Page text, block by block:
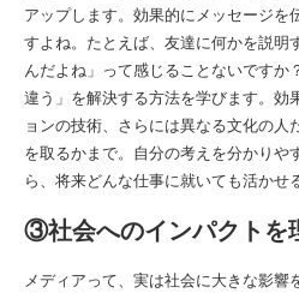
アップします。効果的にメッセージを
すよね。たとえば、友達に何かを説明
んだよね」って感じることないですか
違う」を解決する方法を学びます。効
ョンの技術、さらには異なる文化の人
を取るかまで。自分の考えを分かりや
ら、将来どんな仕事に就いても活かせ
③社会へのインパクトを
メディアって、実は社会に大きな影響